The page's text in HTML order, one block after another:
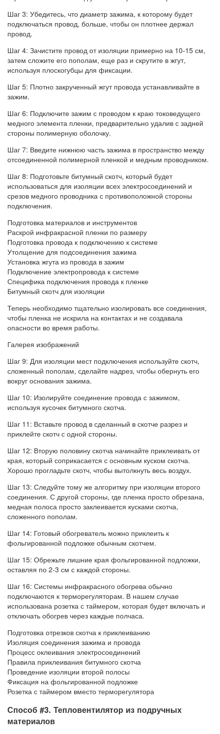
Шаг 3: Убедитесь, что диаметр зажима, к которому будет
подключаться провод, больше, чтобы он плотнее держал
провод.
Шаг 4: Зачистите провод от изоляции примерно на 10-15 см,
затем сложите его пополам, еще раз и скрутите в жгут,
используя плоскогубцы для фиксации.
Шаг 5: Плотно закрученный жгут провода устанавливайте в
зажим.
Шаг 6: Подключите зажим с проводом к краю токоведущего
медного элемента пленки, предварительно удалив с задней
стороны полимерную оболочку.
Шаг 7: Введите нижнюю часть зажима в пространство между
отсоединенной полимерной пленкой и медным проводником.
Шаг 8: Подготовьте битумный скотч, который будет
использоваться для изоляции всех электросоединений и
срезов медного проводника с противоположной стороны
подключения.
Подготовка материалов и инструментов
Раскрой инфракрасной пленки по размеру
Подготовка провода к подключению к системе
Утолщение для подсоединения зажима
Установка жгута из провода в зажим
Подключение электропровода к системе
Специфика подключения провода к пленке
Битумный скотч для изоляции
Теперь необходимо тщательно изолировать все соединения,
чтобы пленка не искрила на контактах и не создавала
опасности во время работы.
Галерея изображений
Шаг 9: Для изоляции мест подключения используйте скотч,
сложенный пополам, сделайте надрез, чтобы обернуть его
вокруг основания зажима.
Шаг 10: Изолируйте соединение провода с зажимом,
используя кусочек битумного скотча.
Шаг 11: Вставьте провод в сделанный в скотче разрез и
приклейте скотч с одной стороны.
Шаг 12: Вторую половину скотча начинайте приклеивать от
края, который соприкасается с основным куском скотча.
Хорошо прогладьте скотч, чтобы вытолкнуть весь воздух.
Шаг 13: Следуйте тому же алгоритму при изоляции второго
соединения. С другой стороны, где пленка просто обрезана,
медная полоса просто заклеивается кусками скотча,
сложенного пополам.
Шаг 14: Готовый обогреватель можно приклеить к
фольгированной подложке обычным скотчем.
Шаг 15: Обрежьте лишние края фольгированной подложки,
оставляя по 2-3 см с каждой стороны.
Шаг 16: Системы инфракрасного обогрева обычно
подключаются к терморегуляторам. В нашем случае
использована розетка с таймером, которая будет включать и
отключать обогрев через каждые полчаса.
Подготовка отрезков скотча к приклеиванию
Изоляция соединения зажима и провода
Процесс оклеивания электросоединений
Правила приклеивания битумного скотча
Проведение изоляции второй полосы
Фиксация на фольгированной подложке
Розетка с таймером вместо терморегулятора
Способ #3. Тепловентилятор из подручных
материалов